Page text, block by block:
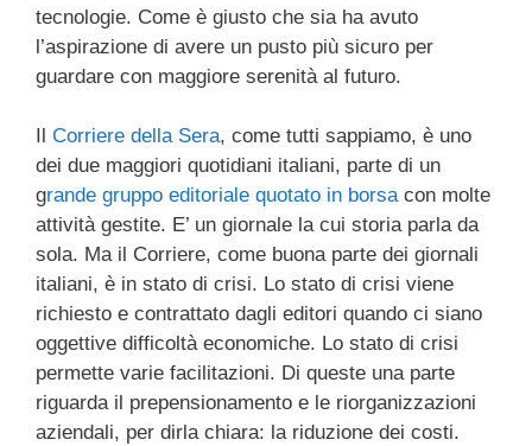
tecnologie. Come è giusto che sia ha avuto
l’aspirazione di avere un pusto più sicuro per
guardare con maggiore serenità al futuro.
Il Corriere della Sera, come tutti sappiamo, è uno
dei due maggiori quotidiani italiani, parte di un
grande gruppo editoriale quotato in borsacon molte
attività gestite. E’ un giornale la cui storia parla da
sola. Ma il Corriere, come buona parte dei giornali
italiani, è in stato di crisi. Lo stato di crisi viene
richiesto e contrattato dagli editori quando ci siano
oggettive difficoltà economiche. Lo stato di crisi
permette varie facilitazioni. Di queste una parte
riguarda il prepensionamento e le riorganizzazioni
aziendali, per dirla chiara: la riduzione dei costi.